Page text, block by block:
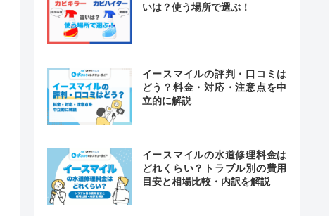
いは？使う場所で選ぶ！
イースマイルの評判・口コミは
どう？料金・対応・注意点を中
立的に解説
イースマイルの水道修理料金は
どれくらい？トラブル別の費用
目安と相場比較・内訳を解説